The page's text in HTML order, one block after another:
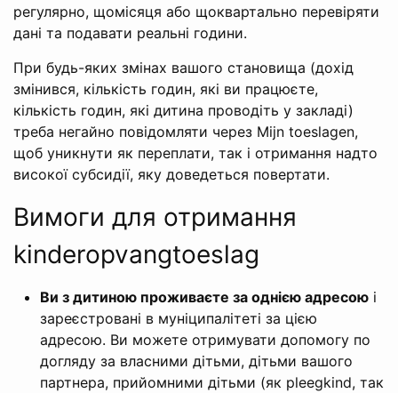
регулярно, щомісяця або щоквартально перевіряти
дані та подавати реальні години.
При будь-яких змінах вашого становища (дохід
змінився, кількість годин, які ви працюєте,
кількість годин, які дитина проводіть у закладі)
треба негайно повідомляти через Mijn toeslagen,
щоб уникнути як переплати, так і отримання надто
високої субсидії, яку доведеться повертати.
Вимоги для отримання
kinderopvangtoeslag
Ви з дитиною проживаєте за однією адресою і
зареєстровані в муніципалітеті за цією
адресою. Ви можете отримувати допомогу по
догляду за власними дітьми, дітьми вашого
партнера, прийомними дітьми (як pleegkind, так